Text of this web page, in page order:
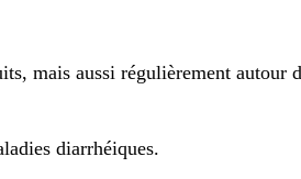
mais aussi régulièrement autour
diarrhéiques.